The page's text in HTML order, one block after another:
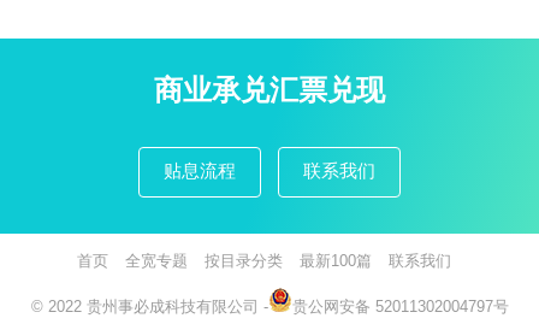
商业承兑汇票兑现
贴息流程 联系我们
首页 全宽专题 按目录分类 最新100篇 联系我们
© 2022 贵州事必成科技有限公司 - 贵公网安备 52011302004797号